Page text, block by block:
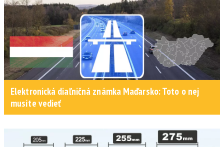
Elektronická diaľničná známka Maďarsko: Toto o nej
musíte vedieť